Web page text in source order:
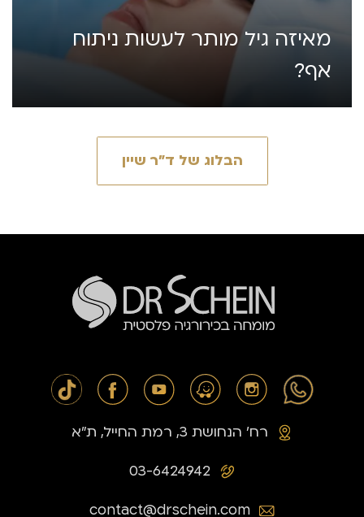
מאיזה גיל מותר לעשות ניתוח
אף?
הבלוג של ד״ר שיין
03-6424942
רח׳ הנחושת 3, רמת החייל, ת״א
contact@drschein.com